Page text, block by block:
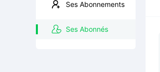
Ses Abonnements
Ses Abonnés